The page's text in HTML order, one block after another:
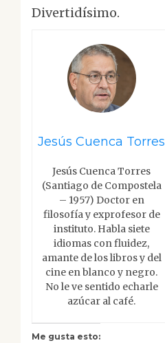
Divertidísimo.
Jesús Cuenca Torres
Jesús Cuenca Torres
(Santiago de Compostela
– 1957) Doctor en
filosofía y exprofesor de
instituto. Habla siete
idiomas con fluidez,
amante de los libros y del
cine en blanco y negro.
No le ve sentido echarle
azúcar al café.
Me gusta esto: